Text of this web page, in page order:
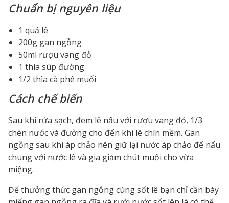
Chuẩn bị nguyên liệu
1 quả lê
200g gan ngỗng
50ml rượu vang đỏ
1 thìa súp đường
1/2 thìa cà phê muối
Cách chế biến
Sau khi rửa sạch, đem lê nấu với rượu vang đỏ, 1/3
chén nước và đường cho đến khi lê chín mềm. Gan
ngỗng sau khi áp chảo nên giữ lại nước áp chảo để nấu
chung với nước lê và gia giảm chút muối cho vừa
miệng.
Để thưởng thức gan ngỗng cùng sốt lê bạn chỉ cần bày